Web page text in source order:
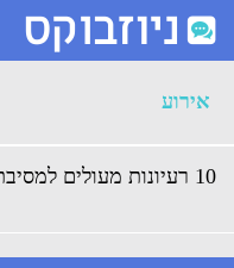
ארכיון אירוע - ניוזבוקס
אירוע
10 רעיונות מעולים למסיבת יום הולדת לילדים